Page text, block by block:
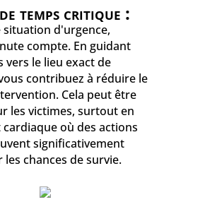
temps critique :
situation d'urgence,
compte. En guidant
vers le lieu exact de
contribuez à réduire le
Cela peut être
les victimes, surtout en
où des actions
significativement
chances de survie.